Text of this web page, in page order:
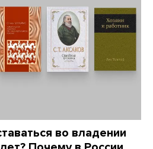
во владении